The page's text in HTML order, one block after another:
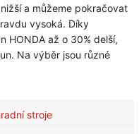
a můžeme pokračovat
vysoká. Díky
HONDA až o 30% delší,
Na výběr jsou různé
stroje